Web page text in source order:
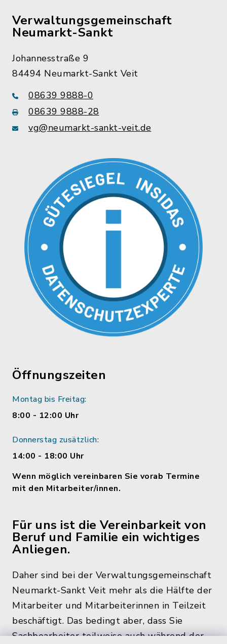
Verwaltungsgemeinschaft
Neumarkt-Sankt
Johannesstraße 9
84494 Neumarkt-Sankt Veit
08639 9888-0
08639 9888-28
vg@neumarkt-sankt-veit.de
Öffnungszeiten
Montag bis Freitag:
8:00 - 12:00 Uhr
Donnerstag zusätzlich:
14:00 - 18:00 Uhr
Wenn möglich vereinbaren Sie vorab Termine
mit den Mitarbeiter/innen.
Für uns ist die Vereinbarkeit von
Beruf und Familie ein wichtiges
Anliegen.
Daher sind bei der Verwaltungsgemeinschaft
Neumarkt-Sankt Veit mehr als die Hälfte der
Mitarbeiter und Mitarbeiterinnen in Teilzeit
beschäftigt. Das bedingt aber, dass Sie
Sachbearbeiter teilweise auch während der